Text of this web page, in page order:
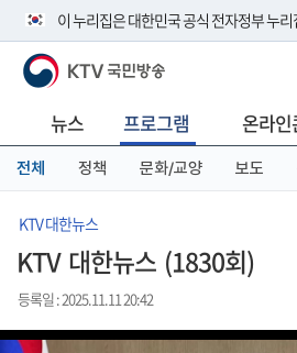
이 누리집은 대한민국 공식 전자정부 누
공식 누리집 주소 확인하기
니다.
이밖에 or.kr 또는 .kr등 다른 도메인 주소
서 도메인 주소를 확인해 보세요
KTV 국민방송
뉴스 프로그램 온라
전체 정책 문화/교양 보도
KTV 대한뉴스
KTV 대한뉴스 (1830회)
등록일 : 2025.11.11 20:42